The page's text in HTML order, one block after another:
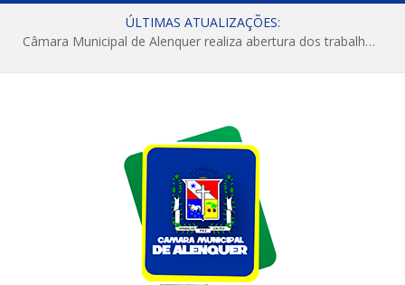
ÚLTIMAS ATUALIZAÇÕES:
Câmara Municipal de Alenquer realiza abertura dos trabalhos do 4º Período Legislativo